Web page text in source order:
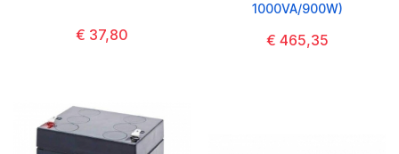
€ 37,80
1000VA/900W)
€ 465,35